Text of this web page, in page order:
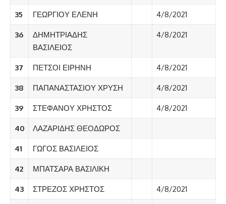
35 ΓΕΩΡΓΙΟΥ ΕΛΕΝΗ 4/8/2021
36
ΔΗΜΗΤΡΙΑΔΗΣ
ΒΑΣΙΛΕΙΟΣ
4/8/2021
37 ΠΕΤΣΟΙ ΕΙΡΗΝΗ 4/8/2021
38 ΠΑΠΑΝΑΣΤΑΣΙΟΥ ΧΡΥΣΗ 4/8/2021
39 ΣΤΕΦΑΝΟΥ ΧΡΗΣΤΟΣ 4/8/2021
40 ΛΑΖΑΡΙΔΗΣ ΘΕΟΔΩΡΟΣ
41 ΓΩΓΟΣ ΒΑΣΙΛΕΙΟΣ
42 ΜΠΑΤΣΑΡΑ ΒΑΣΙΛΙΚΗ
43 ΣΤΡΕΖΟΣ ΧΡΗΣΤΟΣ 4/8/2021